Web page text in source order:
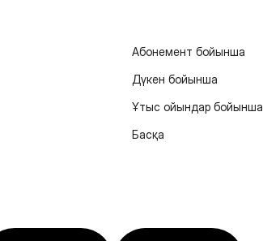
Абонемент бойынша
Дүкен бойынша
Ұтыс ойындар бойынша
Басқа